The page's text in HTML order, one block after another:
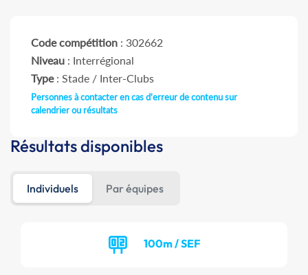
Code compétition : 302662
Niveau : Interrégional
Type: Stade / Inter-Clubs
Personnes à contacter en cas d'erreur de contenu sur
calendrier ou résultats
Résultats disponibles
Individuels Par équipes
100m / SEF